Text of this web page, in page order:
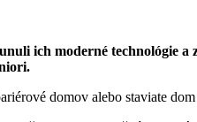
ich moderné technológie
domov alebo staviate